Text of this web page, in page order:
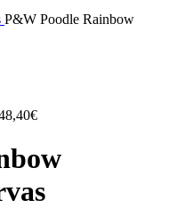
P&W Poodle Rainbow
€